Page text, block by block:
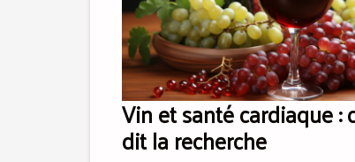
Vin et santé cardiaque :
dit la recherche